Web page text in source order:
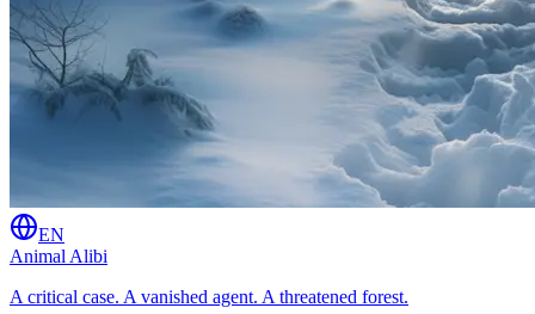
EN
Animal Alibi
A critical case. A vanished agent. A threatened forest.